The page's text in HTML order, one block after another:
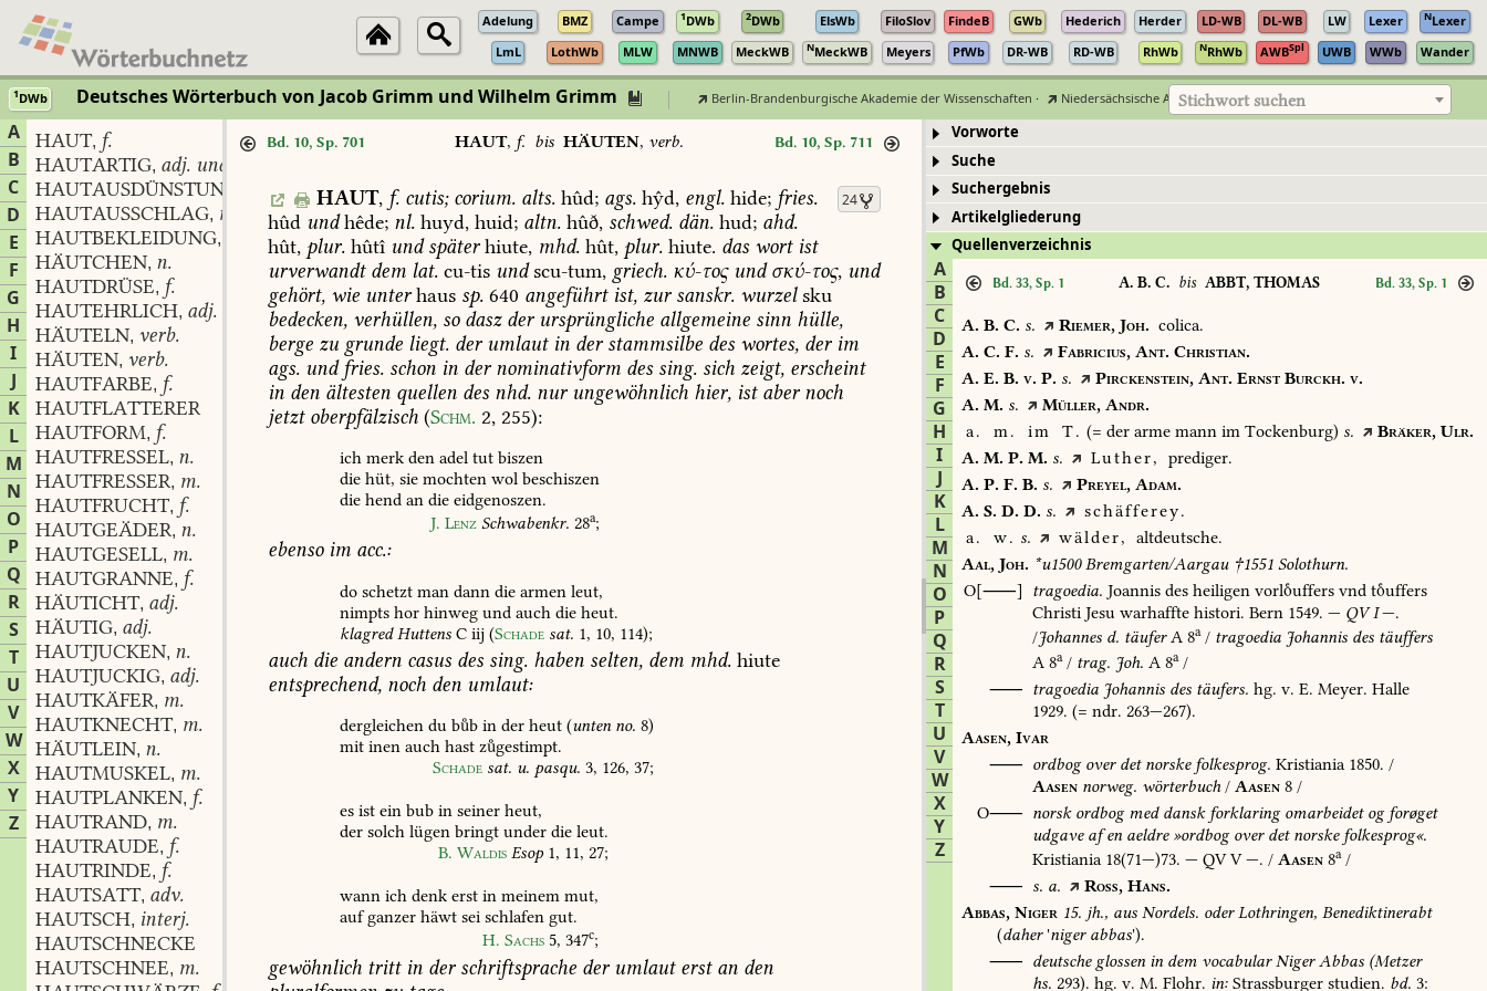
Adelung BMZ Campe 1DWb 2DWb ElsWb FiloSlov FindeB GWb Hederich Herder LD-WB DL-WB LW Lexer NLexer
LmL
LothWb MLW MNWB MeckWB NMeckWB Meyers PfWb DR-WB RD-WB RhWb NRhWb AWBSpl UWB WWb Wander
1DWb Deutsches Wörterbuch von Jacob Grimm und Wilhelm Grimm Berlin-Brandenburgische Akademie der Wissenschaften · Niedersächsische Akademie der Wissenschaften zu Göttingen
Stichwort suchen
A
B
C
D
E
F
G
H
I
J
K
L
M
N
O
P
Q
R
S
T
U
V
W
X
Y
Z
HAUT, f.
HAUTARTIG, adj. und adv.
HAUTAUSDÜNSTUNG
HAUTAUSSCHLAG, m.
HAUTBEKLEIDUNG,
HÄUTCHEN, n.
HAUTDRÜSE, f.
HAUTEHRLICH, adj.
HÄUTELN, verb.
HÄUTEN, verb.
HAUTFARBE, f.
HAUTFLATTERER
HAUTFORM, f.
HAUTFRESSEL, n.
HAUTFRESSER, m.
HAUTFRUCHT, f.
HAUTGEÄDER, n.
HAUTGESELL, m.
HAUTGRANNE, f.
HÄUTICHT, adj.
HÄUTIG, adj.
HAUTJUCKEN, n.
HAUTJUCKIG, adj.
HAUTKÄFER, m.
HAUTKNECHT, m.
HÄUTLEIN, n.
HAUTMUSKEL, m.
HAUTPLANKEN, f.
HAUTRAND, m.
HAUTRAUDE, f.
HAUTRINDE, f.
HAUTSATT, adv.
HAUTSCH, interj.
HAUTSCHNECKE
HAUTSCHNEE, m.
Bd. 10, Sp. 701 HAUT, f.bis HÄUTEN, verb. Bd. 10, Sp. 711
24
HAUT, f. cutis;corium.alts.hûd; ags.hŷd, engl.hide; fries.
hûd undhêde; nl. huyd, huid; altn. hûð, schwed. dän. hud; ahd.
hût, plur. hûtî undspäterhiute, mhd. hût, plur. hiute. das wortist
urverwandtdem lat. cu-tis undscu-tum, griech. κύ-τος und σκύ-τος, und
gehört, wie unterhaus sp. 640 angeführtist, zursanskr. wurzelsku
bedecken, verhüllen, sodaszderursprüngliche allgemeine sinn hülle,
berge zu grunde liegt. derumlautin derstammsilbe des wortes, derim
ags. undfries. schon in dernominativform des sing. sich zeigt, erscheint
in den ältesten quellen des nhd. nurungewöhnlich hier, istabernoch
jetztoberpfälzisch (Schm. 2, 255):
ich merk den adel tut biszen
die hüt, sie mochten wol beschiszen
die hend an die eidgenoszen.
J. Lenz Schwabenkr. 28a;
ebensoim acc.:
do schetzt man dann die armen leut,
nimpts hor hinweg und auch die heut.
klagredHuttens C iij (Schade sat. 1, 10, 114);
auch die andern casus des sing. haben selten, dem mhd. hiute
entsprechend, noch den umlaut:
dergleichen du bb in der heut (untenno. 8)
mit inen auch hast zgestimpt.
Schade sat. u. pasqu. 3, 126, 37;
es ist ein bub in seiner heut,
der solch lügen bringt under die leut.
B. Waldis Esop 1, 11, 27;
wann ich denk erst in meinem mut,
aufganzer häwt sei schlafen gut.
H. Sachs 5, 347c;
gewöhnlich trittin derschriftsprache derumlauterstan den
Vorworte
Suche
Suchergebnis
Artikelgliederung
Quellenverzeichnis
A
B
C
D
E
F
G
H
I
J
K
L
M
N
O
P
Q
R
S
T
U
V
W
X
Y
Z
Bd. 33, Sp. 1 A. B. C. bis ABBT, THOMAS Bd. 33, Sp. 1
A. B. C. s. Riemer, Joh. colica.
A. C. F. s. Fabricius, Ant. Christian.
A. E. B. v. P. s. Pirckenstein, Ant. ErnstBurckh. v.
A. M. s. Müller, Andr.
a.
m. im T. (= der arme mann im Tockenburg) s. Bräker, Ulr.
A. M. P. M. s. Luther,
prediger.
A. P. F. B. s. Preyel, Adam.
A. S. D. D. s.
schäfferey.
a.
w. s. wälder,
altdeutsche.
Aal, Joh. *u1500Bremgarten/Aargau†1551 Solothurn.
O[⸺]
tragoedia. Joannis des heiligen vorluffers vnd tuffers
Christi Jesu warhaffte histori. Bern 1549. — QVI—.
/Johannes d. täuferA 8a/ tragoedia Johannis des täuffers
A 8a/ trag. Joh. A 8a/
⸺ tragoedia Johannis des täufers. hg. v. E. Meyer. Halle
1929. (= ndr. 263—267).
Aasen, Ivar
⸺ ordbogoverdetnorskefolkesprog. Kristiania 1850. /
Aasen norweg. wörterbuch/ Aasen 8 /
O⸺ norskordbogmeddanskforklaringomarbeidetogforøget
udgaveafenaeldre»ordbogoverdetnorskefolkesprog«.
Kristiania 18(71—)73. — QVV—. / Aasen 8a/
⸺ s. a. Ross, Hans.
Abbas, Niger 15. jh., aus Nordels. oderLothringen, Benediktinerabt
(daher'nigerabbas').
⸺ deutscheglossenindem vocabularNigerAbbas (Metzer
hs. 293). hg. v. M. Flohr. in: Strassburger studien. bd. 3: